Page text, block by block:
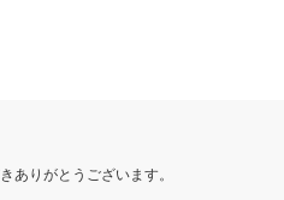
ありがとうございます。